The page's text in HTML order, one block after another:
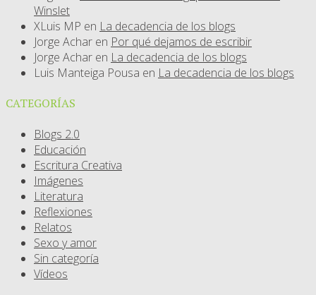
Winslet
XLuis MP en La decadencia de los blogs
Jorge Achar en Por qué dejamos de escribir
Jorge Achar en La decadencia de los blogs
Luis Manteiga Pousa en La decadencia de los blogs
CATEGORÍAS
Blogs 2.0
Educación
Escritura Creativa
Imágenes
Literatura
Reflexiones
Relatos
Sexo y amor
Sin categoría
Vídeos